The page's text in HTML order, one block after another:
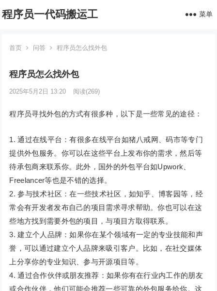
程序员一代码搬运工 菜单
首页 问答 程序员怎么找外包
程序员怎么找外包
2025年5月2日 13:20 阅读(269)
程序员寻找外包的方式有很多种，以下是一些常见的途径：
1. 通过在线平台：有很多在线平台如猪八戒网、码市等专门
提供外包服务。你可以在这些平台上发布你的需求，然后等
待承包商来联系你。此外，国外的外包平台如Upwork、
Freelancer等也是不错的选择。
2. 参与技术社区：在一些技术社区，如知乎、博客园等，经
常会有开发者发布自己的项目需求寻求帮助。你也可以在这
些地方找到需要外包的项目，与项目方取得联系。
3. 建立个人品牌：如果你在某个领域有一定的专业技能和声
誉，可以通过建立个人品牌来吸引客户。比如，在社交媒体
上分享你的专业知识、参与开源项目等。
4. 通过合作伙伴或朋友推荐：如果你有在行业内工作的朋友
或合作伙伴，他们可能会推荐一些可靠的外包服务给你。这